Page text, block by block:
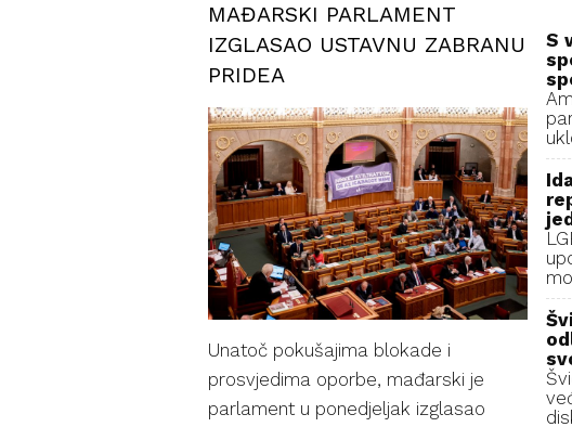
MAĐARSKI PARLAMENT
IZGLASAO USTAVNU ZABRANU
PRIDEA
Unatoč pokušajima blokade i
prosvjedima oporbe, mađarski je
parlament u ponedjeljak izglasao
S